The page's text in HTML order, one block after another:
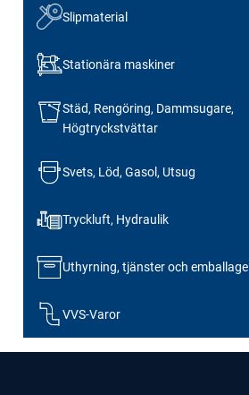
Slipmaterial
Stationära maskiner
Städ, Rengöring, Dammsugare,
Högtryckstvättar
Svets, Löd, Gasol, Utsug
Tryckluft, Hydraulik
Uthyrning, tjänster och emballage
VVS-Varor